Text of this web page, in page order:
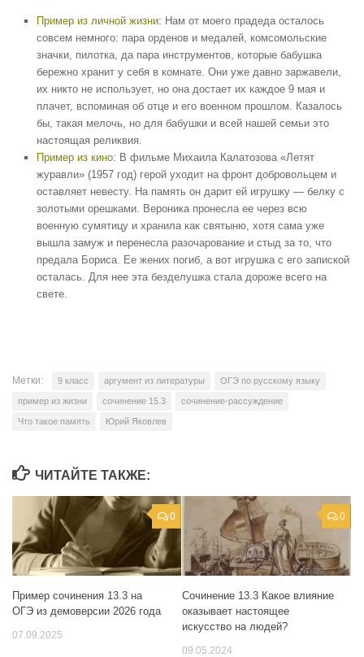
Пример из личной жизни: Нам от моего прадеда осталось
совсем немного: пара орденов и медалей, комсомольские
значки, пилотка, да пара инструментов, которые бабушка
бережно хранит у себя в комнате. Они уже давно заржавели,
их никто не использует, но она достает их каждое 9 мая и
плачет, вспоминая об отце и его военном прошлом. Казалось
бы, такая мелочь, но для бабушки и всей нашей семьи это
настоящая реликвия.
Пример из кино: В фильме Михаила Калатозова «Летят
журавли» (1957 год) герой уходит на фронт добровольцем и
оставляет невесту. На память он дарит ей игрушку — белку с
золотыми орешками. Вероника пронесла ее через всю
военную сумятицу и хранила как святыню, хотя сама уже
вышла замуж и перенесла разочарование и стыд за то, что
предала Бориса. Ее жених погиб, а вот игрушка с его запиской
осталась. Для нее эта безделушка стала дороже всего на
свете.
Метки: 9 класс аргумент из литературы ОГЭ по русскому языку
пример из жизни сочинение 15.3 сочинение-рассуждение
Что такое память Юрий Яковлев
ЧИТАЙТЕ ТАКЖЕ:
0
Пример сочинения 13.3 на
ОГЭ из демоверсии 2026 года
07.09.2025
0
Сочинение 13.3 Какое влияние
оказывает настоящее
искусство на людей?
09.05.2024